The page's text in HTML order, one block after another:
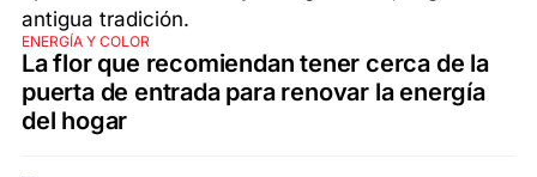
ENERGÍA Y COLOR
La flor que recomiendan tener cerca de la
puerta de entrada para renovar la energía
del hogar